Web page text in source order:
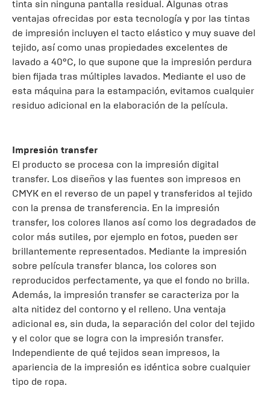
tinta sin ninguna pantalla residual. Algunas otras
ventajas ofrecidas por esta tecnología y por las tintas
de impresión incluyen el tacto elástico y muy suave del
tejido, así como unas propiedades excelentes de
lavado a 40ºC, lo que supone que la impresión perdura
bien fijada tras múltiples lavados. Mediante el uso de
esta máquina para la estampación, evitamos cualquier
residuo adicional en la elaboración de la película.
Impresión transfer
El producto se procesa con la impresión digital
transfer. Los diseños y las fuentes son impresos en
CMYK en el reverso de un papel y transferidos al tejido
con la prensa de transferencia. En la impresión
transfer, los colores llanos así como los degradados de
color más sutiles, por ejemplo en fotos, pueden ser
brillantemente representados. Mediante la impresión
sobre película transfer blanca, los colores son
reproducidos perfectamente, ya que el fondo no brilla.
Además, la impresión transfer se caracteriza por la
alta nitidez del contorno y el relleno. Una ventaja
adicional es, sin duda, la separación del color del tejido
y el color que se logra con la impresión transfer.
Independiente de qué tejidos sean impresos, la
apariencia de la impresión es idéntica sobre cualquier
tipo de ropa.